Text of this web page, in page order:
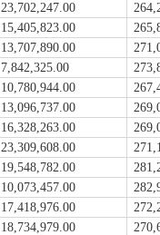
23,702,247.00
15,405,823.00
13,707,890.00
7,842,325.00
10,780,944.00
13,096,737.00
16,328,263.00
23,309,608.00
19,548,782.00
10,073,457.00
17,418,976.00
18,734,979.00